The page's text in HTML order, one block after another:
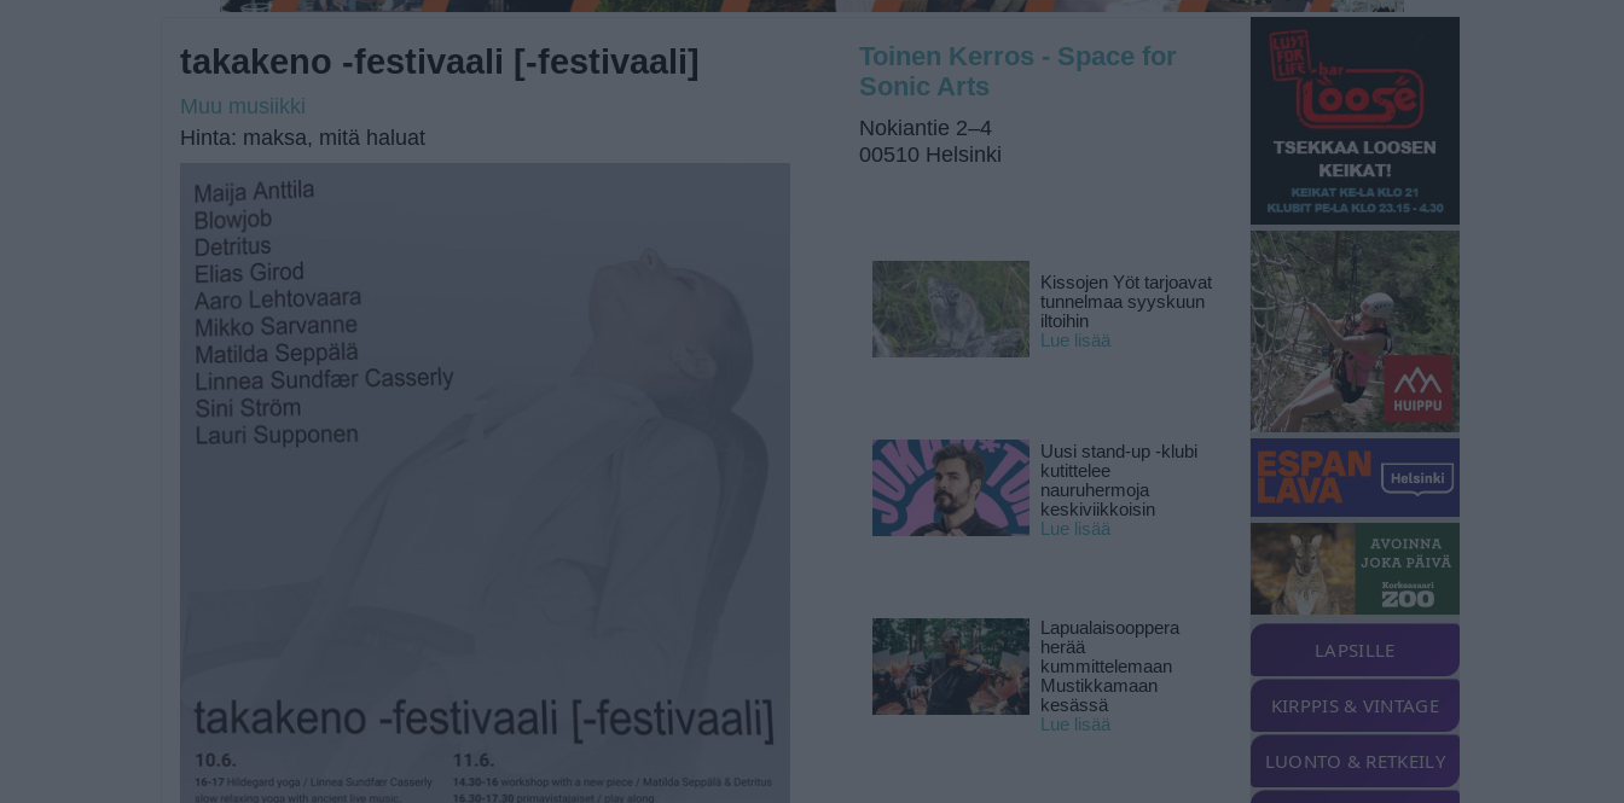
takakeno -festivaali [-festivaali]
Muu musiikki
Hinta: maksa, mitä haluat
Toinen Kerros - Space for
Sonic Arts
Nokiantie 2–4
00510 Helsinki
Kissojen Yöt tarjoavat
tunnelmaa syyskuun
iltoihin
Lue lisää
Uusi stand-up -klubi
kutittelee
nauruhermoja
keskiviikkoisin
Lue lisää
Lapualaisooppera
herää
kummittelemaan
Mustikkamaan
kesässä
Lue lisää
LAPSILLE
KIRPPIS & VINTAGE
LUONTO & RETKEILY